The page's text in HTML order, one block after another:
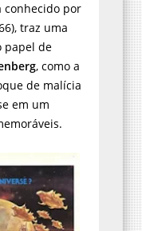
conhecido por
traz uma
papel de
, como a
de malícia
em um